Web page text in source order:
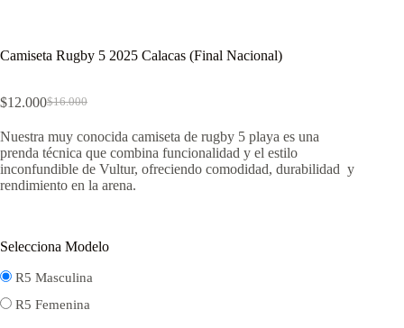
Camiseta Rugby 5 2025 Calacas (Final Nacional)
$16.000
El
original
era:
$16.000.
$12.000El
actual
es:
$12.000.
Nuestra muy conocida camiseta de rugby 5 playa es una
prenda técnica que combina funcionalidad y el estilo
inconfundible de Vultur, ofreciendo comodidad, durabilidad y
rendimiento en la arena.
Selecciona Modelo
R5 Masculina
R5 Femenina